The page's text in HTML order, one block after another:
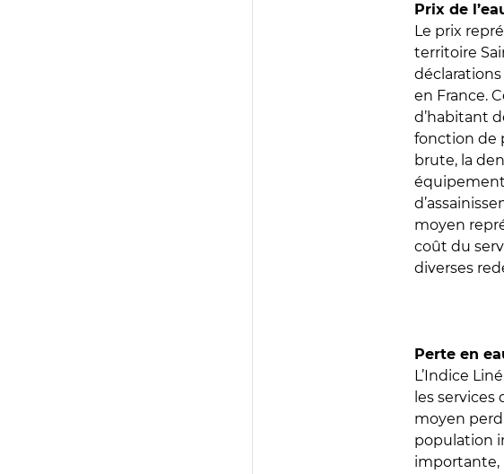
Prix de
Le prix
territoire
déclarations
en France.
d’habitant
fonction de
brute, la
moyen
coût du
diverses
Perte en
L’Indice
les services
moyen
population
importante,